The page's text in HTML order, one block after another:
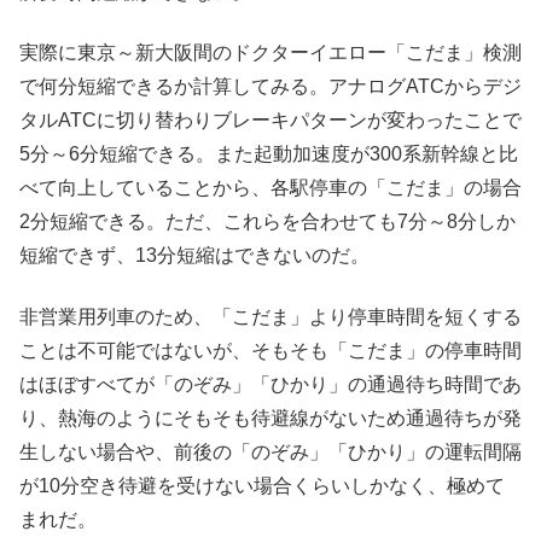
実際に東京～新大阪間のドクターイエロー「こだま」検測
で何分短縮できるか計算してみる。アナログATCからデジ
タルATCに切り替わりブレーキパターンが変わったことで
5分～6分短縮できる。また起動加速度が300系新幹線と比
べて向上していることから、各駅停車の「こだま」の場合
2分短縮できる。ただ、これらを合わせても7分～8分しか
短縮できず、13分短縮はできないのだ。
非営業用列車のため、「こだま」より停車時間を短くする
ことは不可能ではないが、そもそも「こだま」の停車時間
はほぼすべてが「のぞみ」「ひかり」の通過待ち時間であ
り、熱海のようにそもそも待避線がないため通過待ちが発
生しない場合や、前後の「のぞみ」「ひかり」の運転間隔
が10分空き待避を受けない場合くらいしかなく、極めて
まれだ。